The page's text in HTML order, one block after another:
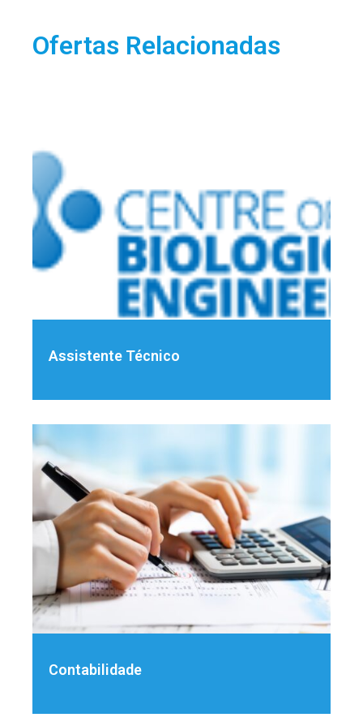
Ofertas Relacionadas
Assistente Técnico
Contabilidade